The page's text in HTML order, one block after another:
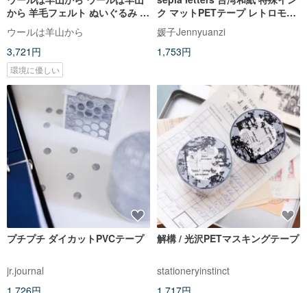
から 羊毛フェルト ぬいぐるみ カ
ピバラ
ウールは羊山から
3,721円
環境に優しい
ク マットPETテープ レトロモダ
ンな英文デザイン
媛子Jennyuanzi
1,753円
プチプチ ダイカットPVCテープ
jr.journal
1,726円
解構 / 光沢PETマスキングテープ
stationeryinstinct
1,717円